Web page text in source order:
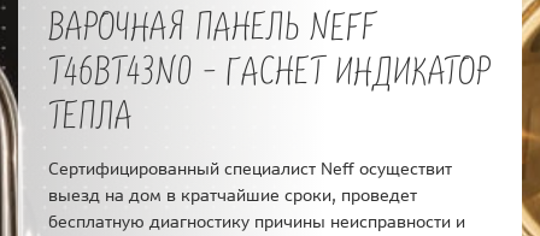
ВАРОЧНАЯ ПАНЕЛЬ NEFF
T46BT43N0 - ГАСНЕТ ИНДИКАТОР
ТЕПЛА
Сертифицированный специалист Neff осуществит
выезд на дом в кратчайшие сроки, проведет
бесплатную диагностику причины неисправности и